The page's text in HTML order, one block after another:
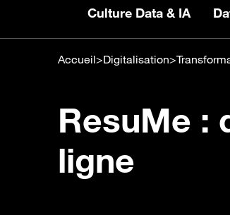
Culture Data & IA
Accueil>Digitalisation>
ResuMe :
ligne